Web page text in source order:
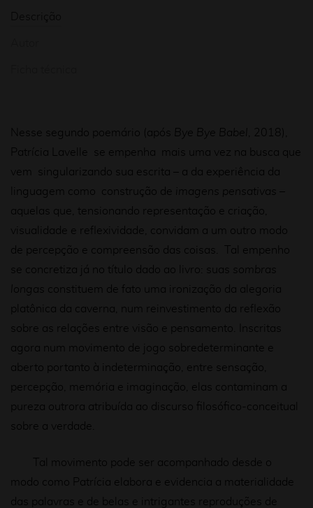
Nesse segundo poemário (após Bye Bye Babel
, 2018),
Patrícia Lavelle se empenha mais uma vez na busca que
vem singularizando sua escrita – a da experiência da
linguagem como construção de imagens pensativas –
aquelas que, tensionando representação e criação,
visualidade e reflexividade, convidam a um outro modo
de percepção e compreensão das coisas. Tal empenho
se concretiza já no título dado ao livro: suas sombras
longas constituem de fato uma ironização da alegoria
platônica da caverna, num reinvestimento da reflexão
sobre as relações entre visão e pensamento. Inscritas
agora num movimento de jogo sobredeterminante e
aberto portanto à indeterminação, entre sensação,
percepção, memória e imaginação, elas contaminam a
pureza outrora atribuída ao discurso filosófico-conceitual
sobre a verdade.
Tal movimento pode ser acompanhado desde o
modo como Patrícia elabora e evidencia a materialidade
das palavras e de belas e intrigantes reproduções de